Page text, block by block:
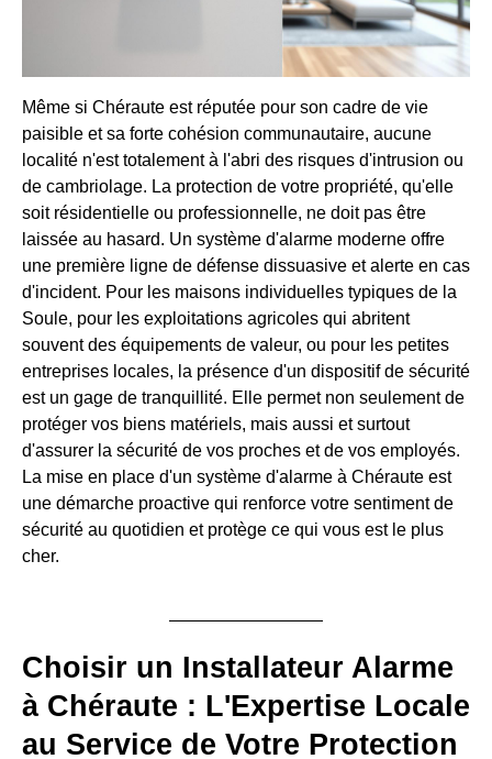
Même si Chéraute est réputée pour son cadre de vie
paisible et sa forte cohésion communautaire, aucune
localité n'est totalement à l'abri des risques d'intrusion ou
de cambriolage. La protection de votre propriété, qu'elle
soit résidentielle ou professionnelle, ne doit pas être
laissée au hasard. Un système d'alarme moderne offre
une première ligne de défense dissuasive et alerte en cas
d'incident. Pour les maisons individuelles typiques de la
Soule, pour les exploitations agricoles qui abritent
souvent des équipements de valeur, ou pour les petites
entreprises locales, la présence d'un dispositif de sécurité
est un gage de tranquillité. Elle permet non seulement de
protéger vos biens matériels, mais aussi et surtout
d'assurer la sécurité de vos proches et de vos employés.
La mise en place d'un système d'alarme à Chéraute est
une démarche proactive qui renforce votre sentiment de
sécurité au quotidien et protège ce qui vous est le plus
cher.
Choisir un Installateur Alarme
à Chéraute : L'Expertise Locale
au Service de Votre Protection